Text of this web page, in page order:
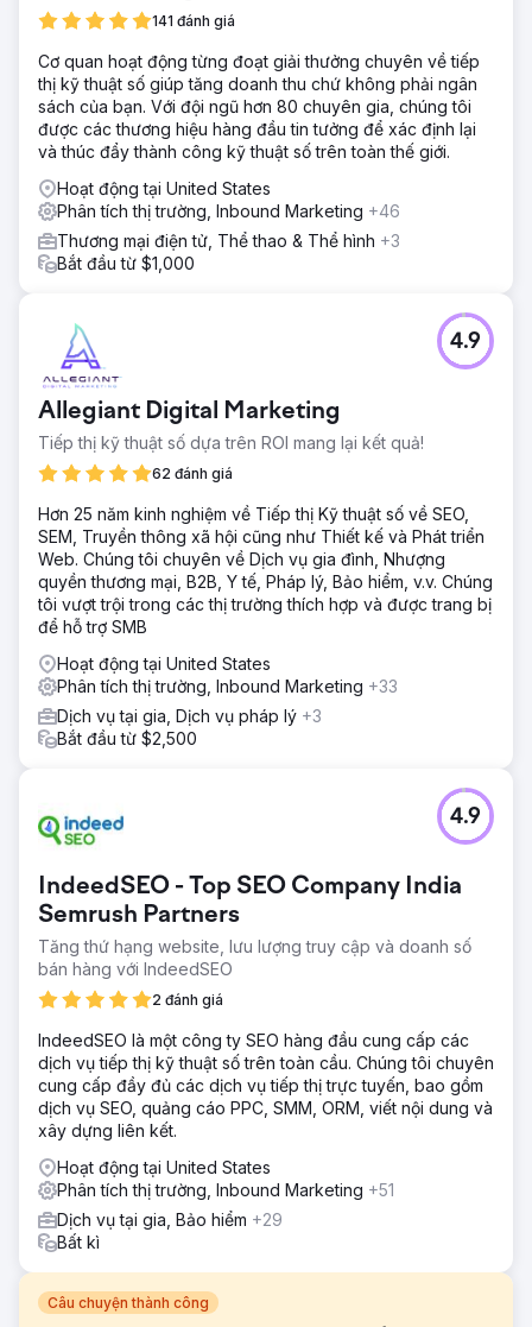
141 đánh giá
Cơ quan hoạt động từng đoạt giải thưởng chuyên về tiếp
thị kỹ thuật số giúp tăng doanh thu chứ không phải ngân
sách của bạn. Với đội ngũ hơn 80 chuyên gia, chúng tôi
được các thương hiệu hàng đầu tin tưởng để xác định lại
và thúc đẩy thành công kỹ thuật số trên toàn thế giới.
Hoạt động tại United States
Phân tích thị trường, Inbound Marketing +46
Thương mại điện tử, Thể thao & Thể hình +3
Bắt đầu từ $1,000
Allegiant Digital Marketing
Tiếp thị kỹ thuật số dựa trên ROI mang lại kết quả!
62 đánh giá
4.9
Hơn 25 năm kinh nghiệm về Tiếp thị Kỹ thuật số về SEO,
SEM, Truyền thông xã hội cũng như Thiết kế và Phát triển
Web. Chúng tôi chuyên về Dịch vụ gia đình, Nhượng
quyền thương mại, B2B, Y tế, Pháp lý, Bảo hiểm, v.v. Chúng
tôi vượt trội trong các thị trường thích hợp và được trang bị
để hỗ trợ SMB
Hoạt động tại United States
Phân tích thị trường, Inbound Marketing +33
Dịch vụ tại gia, Dịch vụ pháp lý +3
Bắt đầu từ $2,500
IndeedSEO - Top SEO Company India
Semrush Partners
Tăng thứ hạng website, lưu lượng truy cập và doanh số
bán hàng với IndeedSEO
2 đánh giá
4.9
IndeedSEO là một công ty SEO hàng đầu cung cấp các
dịch vụ tiếp thị kỹ thuật số trên toàn cầu. Chúng tôi chuyên
cung cấp đầy đủ các dịch vụ tiếp thị trực tuyến, bao gồm
dịch vụ SEO, quảng cáo PPC, SMM, ORM, viết nội dung và
xây dựng liên kết.
Hoạt động tại United States
Phân tích thị trường, Inbound Marketing +51
Dịch vụ tại gia, Bảo hiểm +29
Bất kì
Câu chuyện thành công